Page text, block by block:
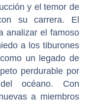
y el temor de
su carrera. El
analizar el famoso
a los tiburones
un legado de
perdurable por
océano. Con
a miembros